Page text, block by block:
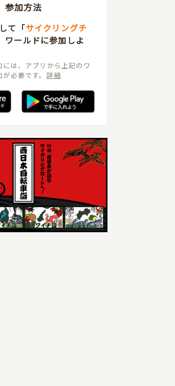
参加方法
て「サイクリングチ
ワールドに参加しよ
には、アプリから上記のワ
必要です。 詳細